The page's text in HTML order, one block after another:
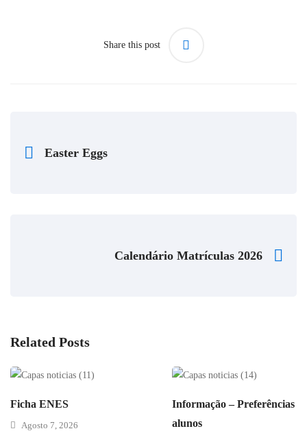
Share this post
Easter Eggs
Calendário Matrículas 2026
Related Posts
Ficha ENES
Agosto 7, 2026
Informação – Preferências
alunos